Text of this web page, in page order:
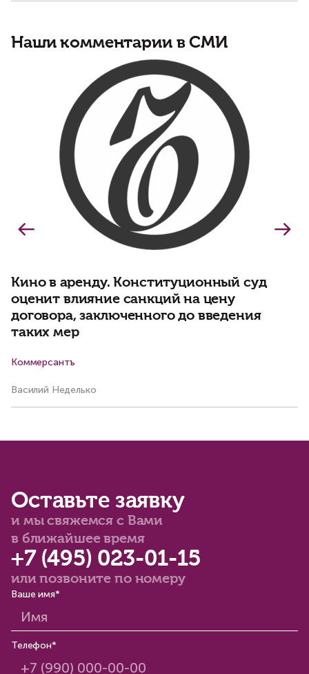
Наши комментарии в СМИ
Кино в аренду. Конституционный суд
оценит влияние санкций на цену
договора, заключенного до введения
таких мер
Коммерсантъ
Василий Неделько
Оставьте заявку
и мы свяжемся с Вами
в ближайшее время
+7 (495) 023-01-15
или позвоните по номеру
Ваше имя*
Телефон*